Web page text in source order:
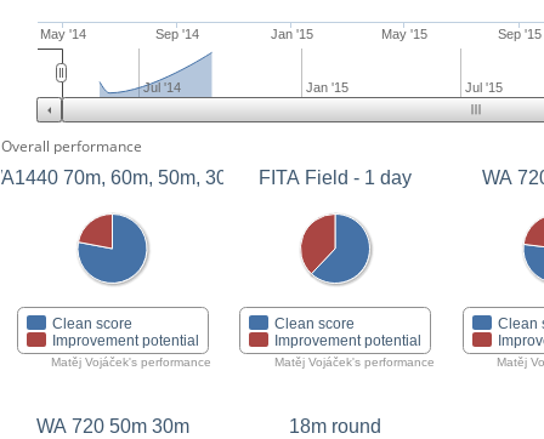
May '14 Sep '14 Jan '15 May '15 Sep '15
Jul '14 Jan '15 Jul '15
Overall performance
70m, 60m, 50m, 30m
Clean score
Improvement potential
Matěj Vojáček's performance
FITA Field - 1 day
Clean score
Improvement potential
Matěj Vojáček's performance
WA
Clean
Matěj
WA 720 50m 30m 18m round